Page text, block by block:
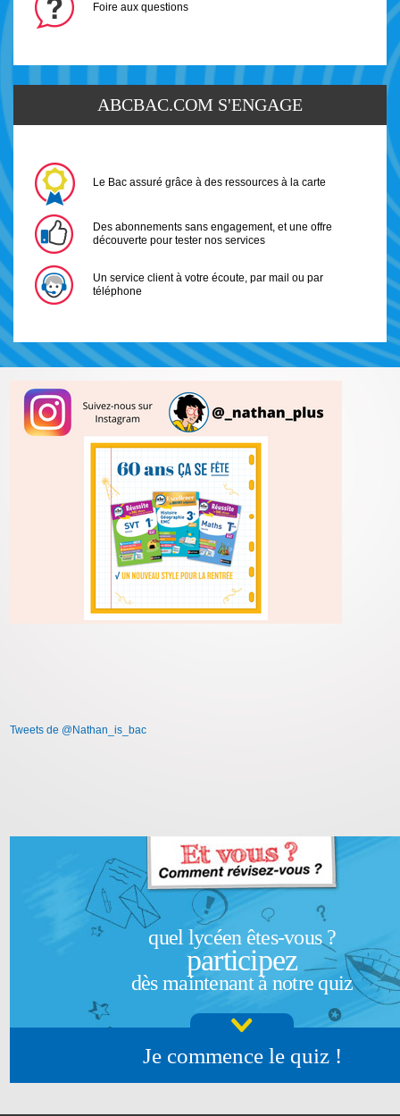
Foire aux questions
ABCBAC.COM S'ENGAGE
Le Bac assuré grâce à des ressources à la carte
Des abonnements sans engagement, et une offre
découverte pour tester nos services
Un service client à votre écoute, par mail ou par
téléphone
Tweets de @Nathan_is_bac
quel lycéen êtes-vous ?
participez
dès maintenant à notre quiz
Je commence le quiz !